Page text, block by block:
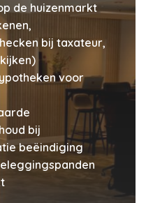
de huizenmarkt
bij taxateur,
voor
bij
beëindiging